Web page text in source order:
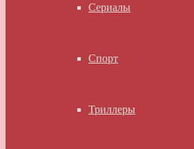
Сериалы
Спорт
Триллеры